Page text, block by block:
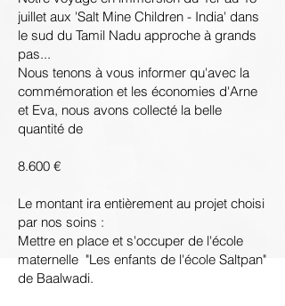
juillet aux 'Salt Mine Children - India' dans
le sud du Tamil Nadu approche à grands
pas...
Nous tenons à vous informer qu'avec la
commémoration et les économies d'Arne
et Eva, nous avons collecté la belle
quantité de
8.600 €
Le montant ira entièrement au projet choisi
par nos soins :
Mettre en place et s'occuper de l'école
maternelle "Les enfants de l'école Saltpan"
de Baalwadi.